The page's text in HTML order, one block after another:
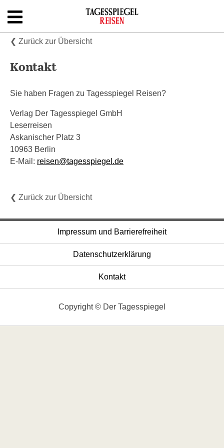
❮ Zurück zur Übersicht
Kontakt
Sie haben Fragen zu Tagesspiegel Reisen?
Verlag Der Tagesspiegel GmbH
Leserreisen
Askanischer Platz 3
10963 Berlin
E-Mail: reisen@tagesspiegel.de
❮ Zurück zur Übersicht
Impressum und Barrierefreiheit
Datenschutzerklärung
Kontakt
Copyright © Der Tagesspiegel